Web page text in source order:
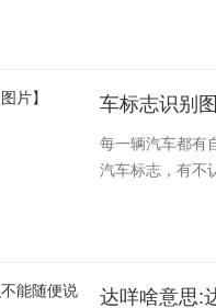
车标志识别
每一辆汽车都有
汽车标志，有不
达咩啥意思: